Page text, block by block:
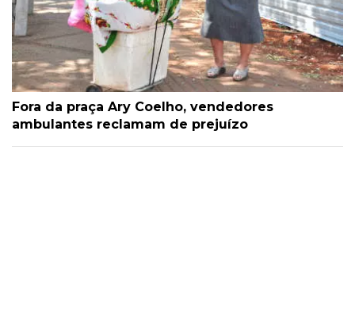
Fora da praça Ary Coelho, vendedores
ambulantes reclamam de prejuízo